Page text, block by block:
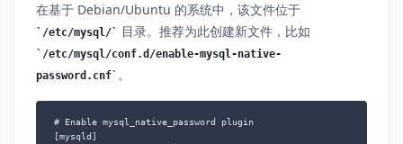
在基于 Debian/Ubuntu 的系统中，该文件位于
/etc/mysql/ 目录。推荐为此创建新文件，比如
/etc/mysql/conf.d/enable-mysql-native-
password.cnf 。
# Enable mysql_native_password plugin
[mysqld]